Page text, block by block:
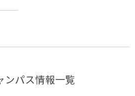
ンパス情報一覧